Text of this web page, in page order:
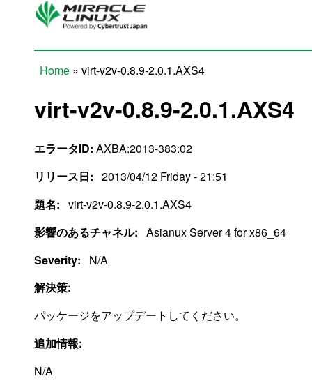
Skip to main content
Home » virt-v2v-0.8.9-2.0.1.AXS4
virt-v2v-0.8.9-2.0.1.AXS4
エラータID: AXBA:2013-383:02
リリース日: 2013/04/12 Friday - 21:51
題名: virt-v2v-0.8.9-2.0.1.AXS4
影響のあるチャネル: Asianux Server 4 for x86_64
Severity:
N/A
解決策:
パッケージをアップデートしてください。
追加情報:
N/A